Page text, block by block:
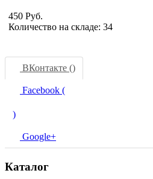
450 Руб.
Количество на складе: 34
ВКонтакте ()
Facebook (
)
Google+
Каталог